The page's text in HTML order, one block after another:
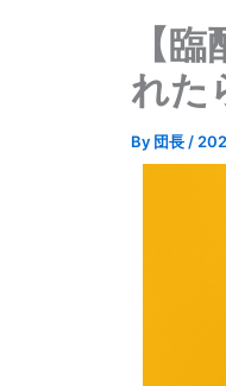
【
れた
By 団長 /